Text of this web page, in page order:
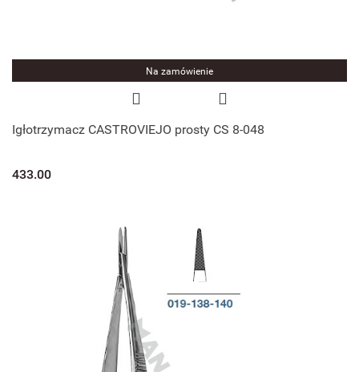
Na zamówienie
Igłotrzymacz CASTROVIEJO prosty CS 8-048
433.00